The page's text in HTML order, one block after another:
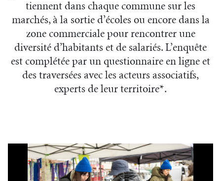
tiennent dans chaque commune sur les
marchés, à la sortie d’écoles ou encore dans la
zone commerciale pour rencontrer une
diversité d’habitants et de salariés. L’enquête
est complétée par un questionnaire en ligne et
des traversées avec les acteurs associatifs,
experts de leur territoire*.